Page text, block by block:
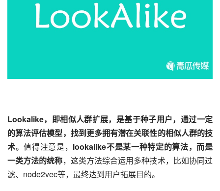
Lookalike，即相似人群扩展，是基于种子用户，通过一定
的算法评估模型，找到更多拥有潜在关联性的相似人群的技
术。值得注意是， lookalike不是某一种特定的算法，而是
一类方法的统称，这类方法综合运用多种技术，比如协同过
滤、node2vec等，最终达到用户拓展目的。